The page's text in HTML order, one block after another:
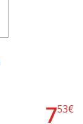
753€